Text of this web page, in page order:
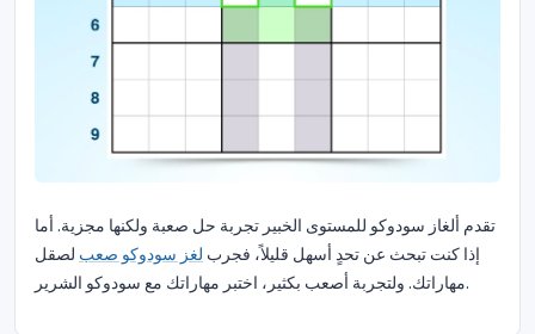
تقدم ألغاز سودوكو للمستوى الخبير تجربة حل صعبة ولكنها مجزية. أما
إذا كنت تبحث عن تحدٍ أسهل قليلاً، فجرب لغز سودوكو صعب لصقل
مهاراتك. ولتجربة أصعب بكثير، اختبر مهاراتك مع سودوكو الشرير.